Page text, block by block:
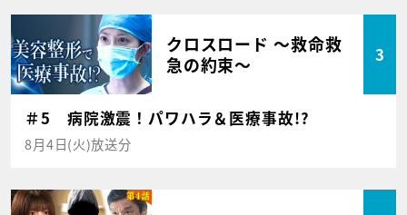
クロスロード ～救命救
急の約束～
3
＃5 病院激震！パワハラ＆医療事故!?
8月4日(火)放送分